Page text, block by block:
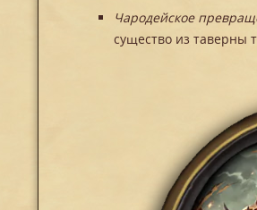
Чародейское
существо из таверны